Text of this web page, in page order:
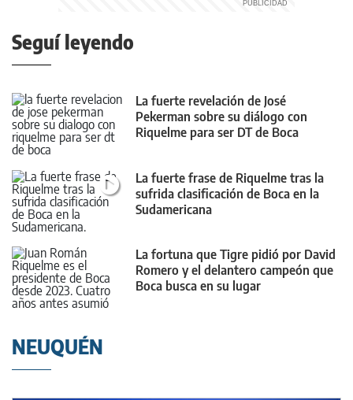
Seguí leyendo
La fuerte revelación de José
Pekerman sobre su diálogo con
Riquelme para ser DT de Boca
La fuerte frase de Riquelme tras la
sufrida clasificación de Boca en la
Sudamericana
La fortuna que Tigre pidió por David
Romero y el delantero campeón que
Boca busca en su lugar
NEUQUÉN